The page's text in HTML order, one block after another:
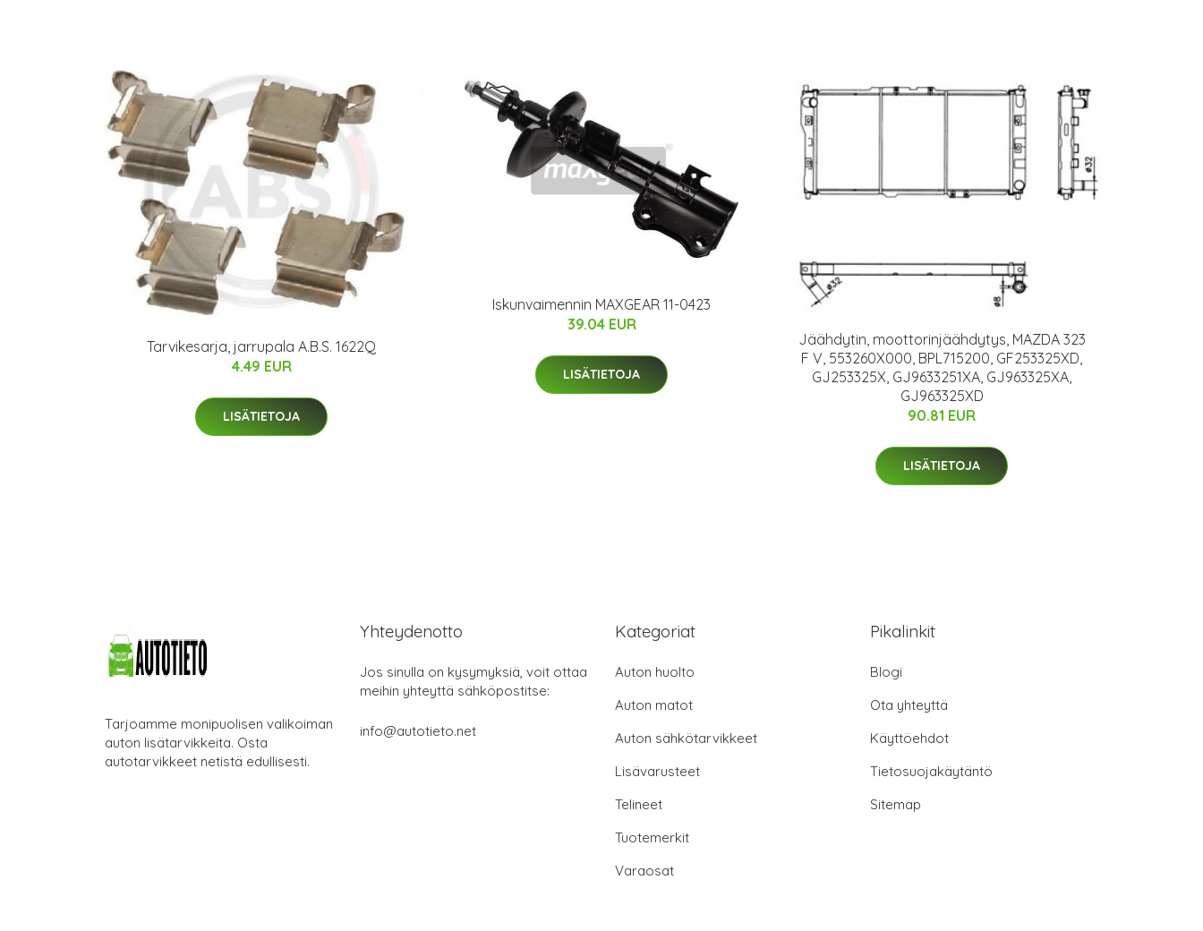
Tarvikesarja, jarrupala A.B.S. 1622Q
4.49 EUR
LISÄTIETOJA
Iskunvaimennin MAXGEAR 11-0423
39.04 EUR
LISÄTIETOJA
Jäähdytin, moottorinjäähdytys, MAZDA 323
F V, 553260X000, BPL715200, GF253325XD,
GJ253325X, GJ9633251XA, GJ963325XA,
GJ963325XD
90.81 EUR
LISÄTIETOJA
Tarjoamme monipuolisen valikoiman
auton lisätarvikkeita. Osta
autotarvikkeet netistä edullisesti.
Yhteydenotto
Jos sinulla on kysymyksiä, voit ottaa
meihin yhteyttä sähköpostitse:
info@autotieto.net
Kategoriat
Auton huolto
Auton matot
Auton sähkötarvikkeet
Lisävarusteet
Telineet
Tuotemerkit
Varaosat
Pikalinkit
Blogi
Ota yhteyttä
Käyttöehdot
Tietosuojakäytäntö
Sitemap